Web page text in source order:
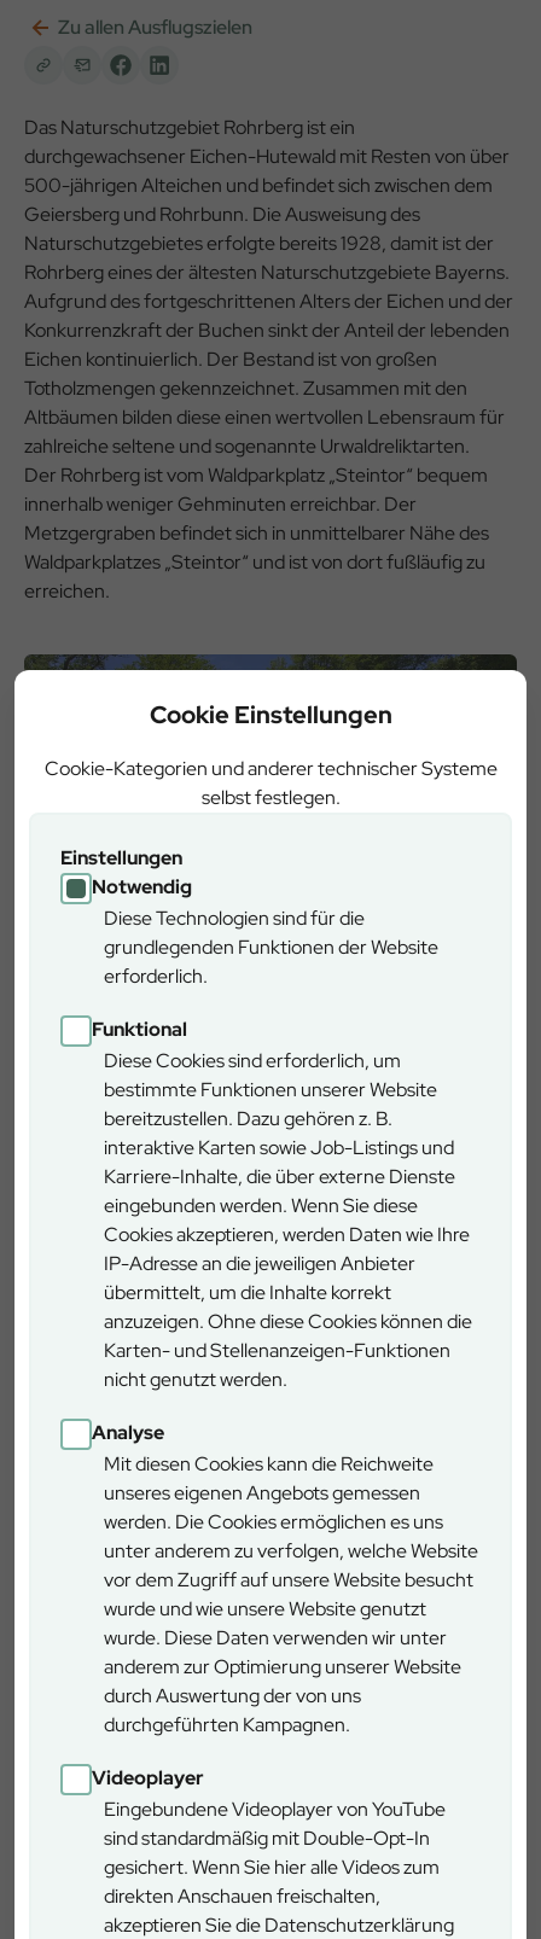
Cookie Einstellungen
Cookie-Kategorien und anderer technischer Systeme
selbst festlegen.
Einstellungen
Notwendig
Diese Technologien sind für die
grundlegenden Funktionen der Website
erforderlich.
Funktional
Diese Cookies sind erforderlich, um
bestimmte Funktionen unserer Website
bereitzustellen. Dazu gehören z. B.
interaktive Karten sowie Job-Listings und
Karriere-Inhalte, die über externe Dienste
eingebunden werden. Wenn Sie diese
Cookies akzeptieren, werden Daten wie Ihre
IP-Adresse an die jeweiligen Anbieter
übermittelt, um die Inhalte korrekt
anzuzeigen. Ohne diese Cookies können die
Karten- und Stellenanzeigen-Funktionen
nicht genutzt werden.
Analyse
Mit diesen Cookies kann die Reichweite
unseres eigenen Angebots gemessen
werden. Die Cookies ermöglichen es uns
unter anderem zu verfolgen, welche Website
vor dem Zugriff auf unsere Website besucht
wurde und wie unsere Website genutzt
wurde. Diese Daten verwenden wir unter
anderem zur Optimierung unserer Website
durch Auswertung der von uns
durchgeführten Kampagnen.
Videoplayer
Eingebundene Videoplayer von YouTube
sind standardmäßig mit Double-Opt-In
gesichert. Wenn Sie hier alle Videos zum
direkten Anschauen freischalten,
akzeptieren Sie die Datenschutzerklärung
Zu allen Ausflugszielen
Das Naturschutzgebiet Rohrberg ist ein
durchgewachsener Eichen-Hutewald mit Resten von über
500-jährigen Alteichen und befindet sich zwischen dem
Geiersberg und Rohrbunn. Die Ausweisung des
Naturschutzgebietes erfolgte bereits 1928, damit ist der
Rohrberg eines der ältesten Naturschutzgebiete Bayerns.
Aufgrund des fortgeschrittenen Alters der Eichen und der
Konkurrenzkraft der Buchen sinkt der Anteil der lebenden
Eichen kontinuierlich. Der Bestand ist von großen
Totholzmengen gekennzeichnet. Zusammen mit den
Altbäumen bilden diese einen wertvollen Lebensraum für
zahlreiche seltene und sogenannte Urwaldreliktarten.
Der Rohrberg ist vom Waldparkplatz „Steintor“ bequem
innerhalb weniger Gehminuten erreichbar. Der
Metzgergraben befindet sich in unmittelbarer Nähe des
Waldparkplatzes „Steintor“ und ist von dort fußläufig zu
erreichen.
Einkehrmöglichkeiten
Gasthaus im Hochspessart (Lichtenau, Tel. 09352
Gasthaus Jägerhof (Rothenbuch, Tel. 06094 361)
Forsthaus Echterspfahl
Details
Auf Forststraße, kein Weg
durch NSG
Schwierigkeitsgrad gering
Rollstuhlgerecht nein
Anreise ÖPNV nein
Rothenbuch
Schlossplatz 3, 63860 Rothenbuch